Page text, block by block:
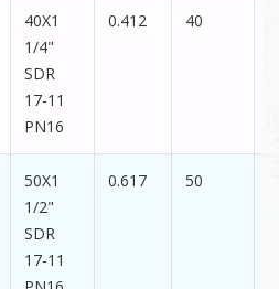
40X1
1/4"
SDR
17-11
PN16
0.412 40
50X1
1/2"
SDR
17-11
0.617 50